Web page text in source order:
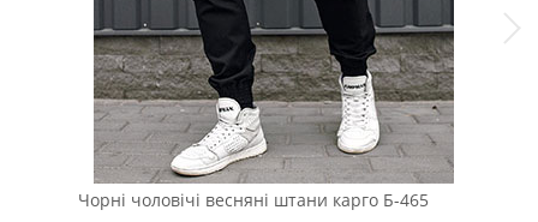
Чорні чоловічі весняні штани карго Б-465